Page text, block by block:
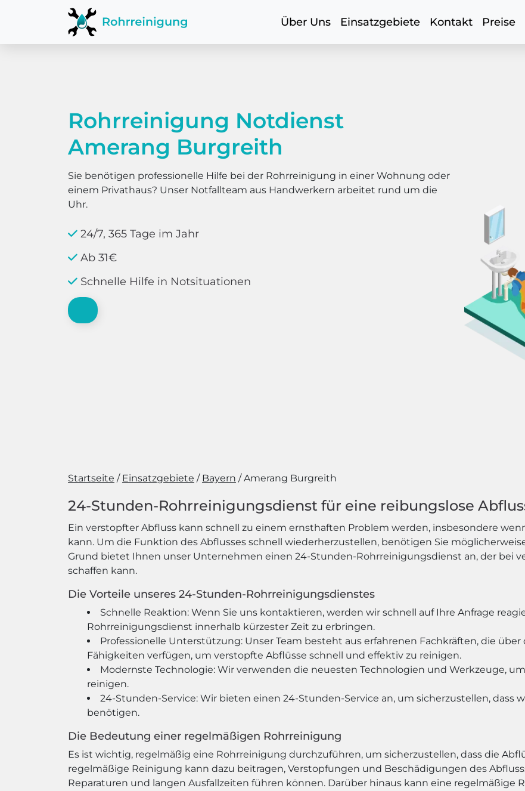
Über Uns Einsatzgebiete Kontakt Preise
Rohrreinigung Notdienst
Amerang Burgreith
Sie benötigen professionelle Hilfe bei der Rohrreinigung in einer Wohnung oder
einem Privathaus? Unser Notfallteam aus Handwerkern arbeitet rund um die
Uhr.
24/7, 365 Tage im Jahr
Ab 31€
Schnelle Hilfe in Notsituationen
Startseite Einsatzgebiete Bayern Amerang Burgreith
24-Stunden-Rohrreinigungsdienst für eine reibungslose
Ein verstopfter Abfluss kann schnell zu einem ernsthaften Problem werden, insbesondere
kann. Um die Funktion des Abflusses schnell wiederherzustellen, benötigen Sie
Grund bietet Ihnen unser Unternehmen einen 24-Stunden-Rohrreinigungsdienst an, der bei
schaffen kann.
Die Vorteile unseres 24-Stunden-Rohrreinigungsdienstes
Schnelle Reaktion: Wenn Sie uns kontaktieren, werden wir schnell auf Ihre Anfrage
Rohrreinigungsdienst innerhalb kürzester Zeit zu erbringen.
Professionelle Unterstützung: Unser Team besteht aus erfahrenen Fachkräften, die
Fähigkeiten verfügen, um verstopfte Abflüsse schnell und effektiv zu reinigen.
Modernste Technologie: Wir verwenden die neuesten Technologien und Werkzeuge,
reinigen.
24-Stunden-Service: Wir bieten einen 24-Stunden-Service an, um sicherzustellen, dass
benötigen.
Die Bedeutung einer regelmäßigen Rohrreinigung
Es ist wichtig, regelmäßig eine Rohrreinigung durchzuführen, um sicherzustellen, dass die
regelmäßige Reinigung kann dazu beitragen, Verstopfungen und Beschädigungen des
Reparaturen und langen Ausfallzeiten führen können. Darüber hinaus kann eine regelmäßige